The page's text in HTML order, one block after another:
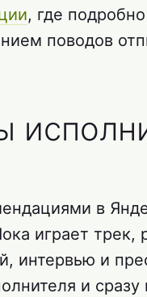
, где
поводов
в
играет трек,
интервью и
и сразу